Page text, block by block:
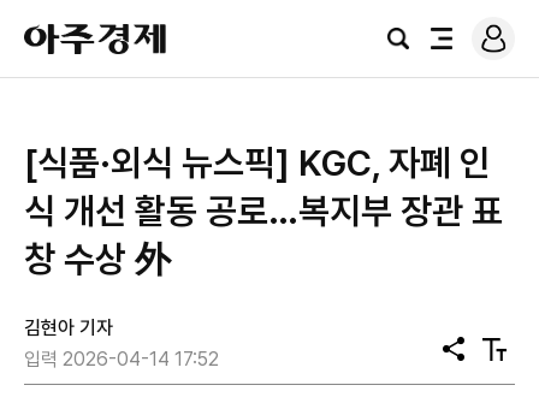
아
주
경
검
전
로
그
[식품·외식 뉴스픽] KGC, 자폐 인
식 개선 활동 공로…복지부 장관 표
창 수상 外
김현아 기자
입력 2026-04-14 17:52
공
유
텍
스